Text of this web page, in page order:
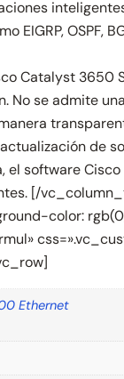
EIGRP, OSPF,
Catalyst 3650
No se admite
de
el software
[/
color:
Ethernet